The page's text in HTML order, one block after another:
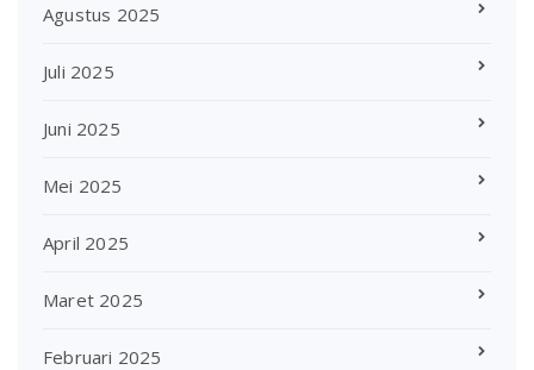
Agustus 2025
Juli 2025
Juni 2025
Mei 2025
April 2025
Maret 2025
Februari 2025